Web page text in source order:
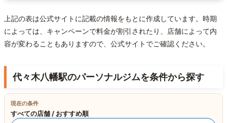
上記の表は公式サイトに記載の情報をもとに作成しています。時期
によっては、キャンペーンで料金が割引されたり、店舗によって内
容が変わることもありますので、公式サイトでご確認ください。
代々木八幡駅のパーソナルジムを条件から探す
現在の条件
すべての店舗 / おすすめ順